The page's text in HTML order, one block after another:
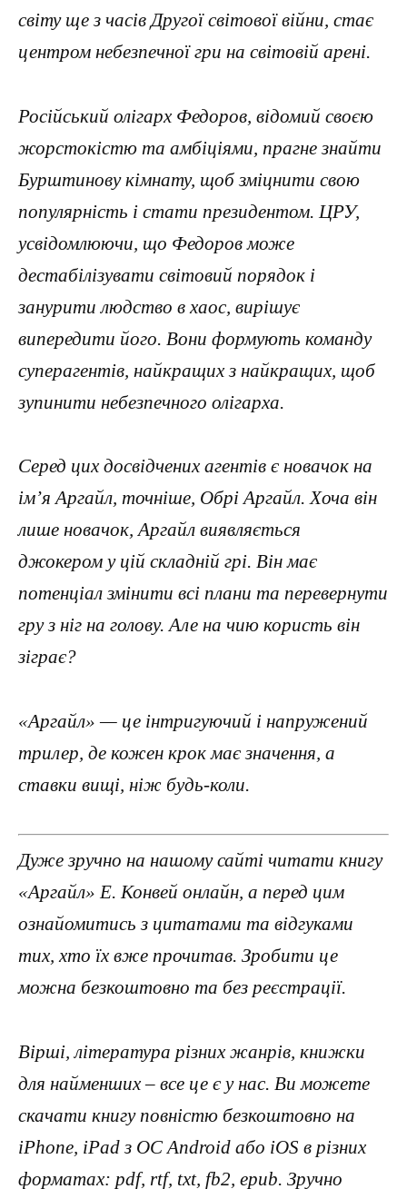
світу ще з часів Другої світової війни, стає
центром небезпечної гри на світовій арені.
Російський олігарх Федоров, відомий своєю
жорстокістю та амбіціями, прагне знайти
Бурштинову кімнату, щоб зміцнити свою
популярність і стати президентом. ЦРУ,
усвідомлюючи, що Федоров може
дестабілізувати світовий порядок і
занурити людство в хаос, вирішує
випередити його. Вони формують команду
суперагентів, найкращих з найкращих, щоб
зупинити небезпечного олігарха.
Серед цих досвідчених агентів є новачок на
ім’я Аргайл, точніше, Обрі Аргайл. Хоча він
лише новачок, Аргайл виявляється
джокером у цій складній грі. Він має
потенціал змінити всі плани та перевернути
гру з ніг на голову. Але на чию користь він
зіграє?
«Аргайл» — це інтригуючий і напружений
трилер, де кожен крок має значення, а
ставки вищі, ніж будь-коли.
Дуже зручно на нашому сайті читати книгу
«Аргайл» Е. Конвей онлайн, а перед цим
ознайомитись з цитатами та відгуками
тих, хто їх вже прочитав. Зробити це
можна безкоштовно та без реєстрації.
Вірші, література різних жанрів, книжки
для найменших – все це є у нас. Ви можете
скачати книгу повністю безкоштовно на
iPhone, iPad з ОС Android або iOS в різних
форматах: pdf, rtf, txt, fb2, epub. Зручно